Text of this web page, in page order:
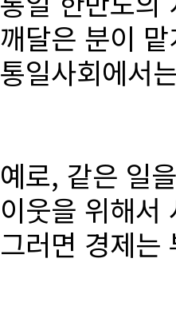
깨달은 분이
통일사회에서
예로, 같은 일
이웃을 위해서
그러면 경제는